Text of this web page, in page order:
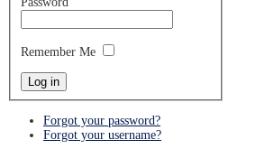
Remember Me
Forgot your password?
Forgot your username?